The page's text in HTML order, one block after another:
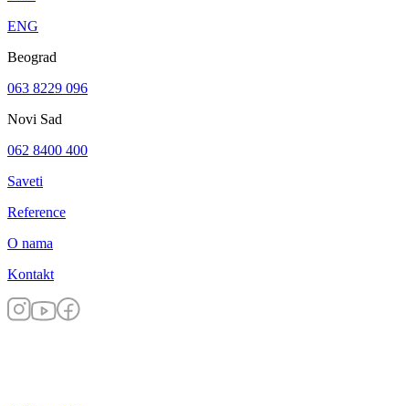
ENG
Beograd
063 8229 096
Novi Sad
062 8400 400
Saveti
Reference
O nama
Kontakt